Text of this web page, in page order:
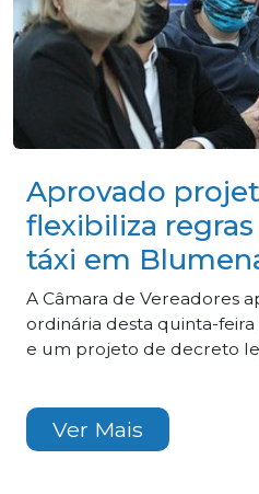
Aprovado
flexibiliza
táxi em
A Câmara de Vereadores
ordinária desta quinta-feira
e um projeto de decreto
Ver Mais